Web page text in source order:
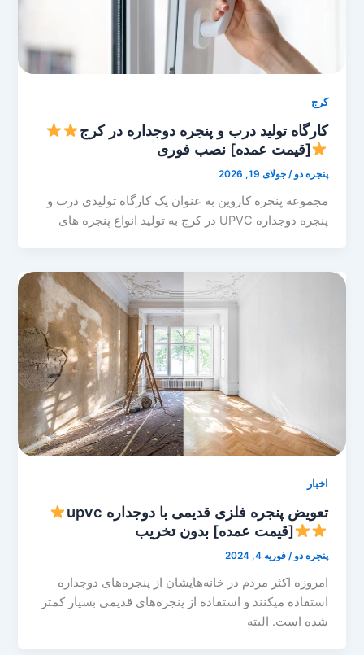
کرج
کارگاه تولید درب و پنجره دوجداره در کرج
[قیمت عمده] نصب فوری
پنجره دو/جولای 19, 2026
مجموعه پنجره کاروین به عنوان یک کارگاه تولیدی درب و
پنجره دوجداره UPVC در کرج به تولید انواع پنجره های
اخبار
تعویض پنجره فلزی قدیمی با دوجداره upvc
[قیمت عمده] بدون تخریب
پنجره دو/فوریه 4, 2024
امروزه اکثر مردم در خانه‌هایشان از پنجره‌های دوجداره
استفاده میکنند و استفاده از پنجره‌های قدیمی بسیار کمتر
شده است. البته